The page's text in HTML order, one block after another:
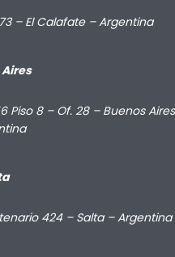
– El Calafate – Argentina
Piso 8 – Of. 28 – Buenos Aires
424 – Salta – Argentina